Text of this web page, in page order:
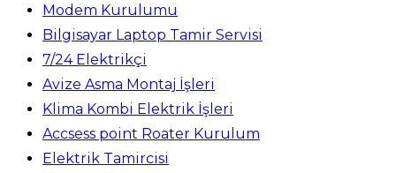
Modem Kurulumu
Bilgisayar Laptop Tamir Servisi
7/24 Elektrikçi
Avize Asma Montaj İşleri
Klima Kombi Elektrik İşleri
Accsess point Roater Kurulum
Elektrik Tamircisi